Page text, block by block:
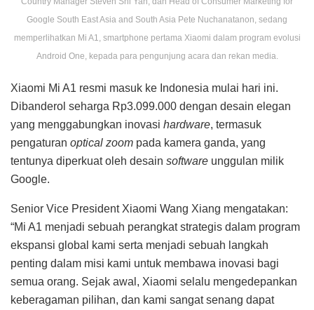
Google South East Asia and South Asia Pete Nuchanatanon, sedang
memperlihatkan Mi A1, smartphone pertama Xiaomi dalam program evolusi
Android One, kepada para pengunjung acara dan rekan media.
Xiaomi Mi A1 resmi masuk ke Indonesia mulai hari ini.
Dibanderol seharga Rp3.099.000 dengan desain elegan
yang menggabungkan inovasi hardware, termasuk
pengaturan optical zoom pada kamera ganda, yang
tentunya diperkuat oleh desain software unggulan milik
Google.
Senior Vice President Xiaomi Wang Xiang mengatakan:
“Mi A1 menjadi sebuah perangkat strategis dalam program
ekspansi global kami serta menjadi sebuah langkah
penting dalam misi kami untuk membawa inovasi bagi
semua orang. Sejak awal, Xiaomi selalu mengedepankan
keberagaman pilihan, dan kami sangat senang dapat